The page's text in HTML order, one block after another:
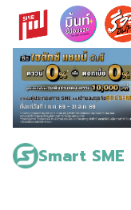
Skip
content
Smart SME
Search
for: